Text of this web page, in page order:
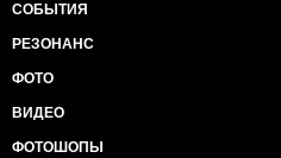
СОБЫТИЯ
РЕЗОНАНС
ФОТО
ВИДЕО
ФОТОШОПЫ